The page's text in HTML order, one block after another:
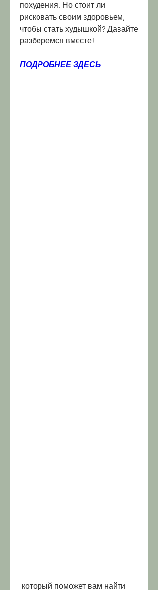
похудения. Но стоит ли
рисковать своим здоровьем,
чтобы стать худышкой? Давайте
разберемся вместе!
ПОДРОБНЕЕ ЗДЕСЬ